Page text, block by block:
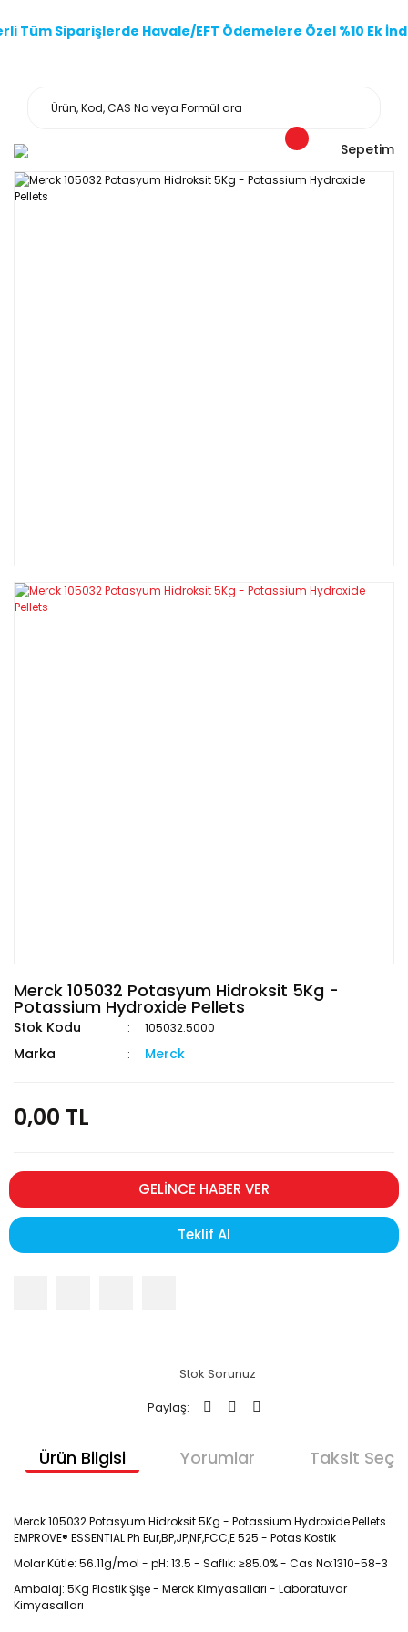
Tüm Siparişlerde Havale/EFT Ödemelere Özel %10 Ek
Sepetim
Merck 105032 Potasyum Hidroksit 5Kg -
Potassium Hydroxide Pellets
Stok Kodu 105032.5000
Marka Merck
0,00 TL
GELİNCE HABER VER
Teklif Al
Stok Sorunuz
Paylaş:
Ürün Bilgisi Yorumlar Taksit
Merck 105032 Potasyum Hidroksit 5Kg - Potassium Hydroxide Pellets
EMPROVE® ESSENTIAL Ph Eur,BP,JP,NF,FCC,E 525 - Potas Kostik
Molar Kütle: 56.11g/mol - pH: 13.5 - Saflık: ≥85.0% - Cas No:1310-58-3
Ambalaj: 5Kg Plastik Şişe - Merck Kimyasalları - Laboratuvar
Kimyasalları